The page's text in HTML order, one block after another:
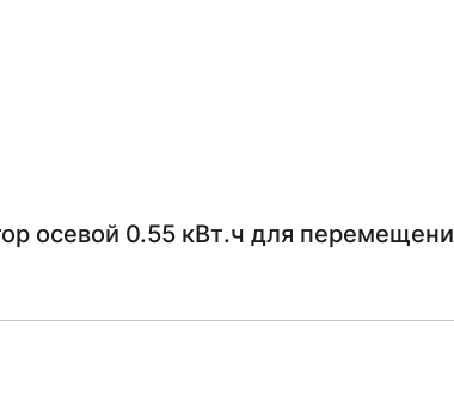
осевой 0.55 кВт.ч для